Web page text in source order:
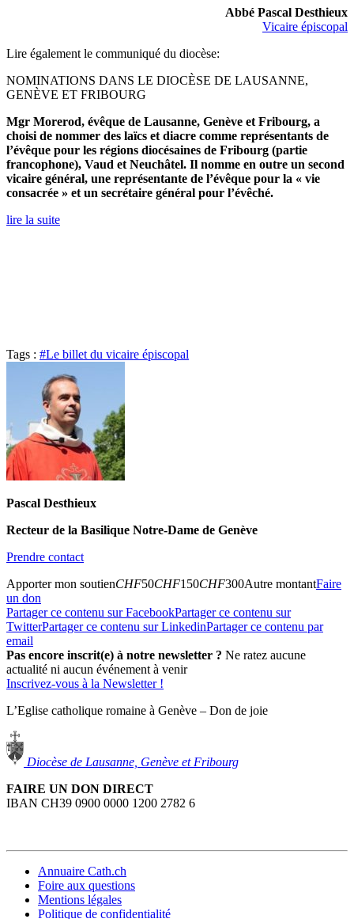
Abbé Pascal Desthieux
Vicaire épiscopal
Lire également le communiqué du diocèse:
NOMINATIONS DANS LE DIOCÈSE DE LAUSANNE,
GENÈVE ET FRIBOURG
Mgr Morerod, évêque de Lausanne, Genève et Fribourg, a
choisi de nommer des laïcs et diacre comme représentants de
l’évêque pour les régions diocésaines de Fribourg (partie
francophone), Vaud et Neuchâtel. Il nomme en outre un second
vicaire général, une représentante de l’évêque pour la « vie
consacrée » et un secrétaire général pour l’évêché.
lire la suite
Tags : #Le billet du vicaire épiscopal
Pascal Desthieux
Recteur de la Basilique Notre-Dame de Genève
Prendre contact
Apporter mon soutienCHF50CHF150CHF300Autre montantFaire
un don
Partager ce contenu sur FacebookPartager ce contenu sur
TwitterPartager ce contenu sur LinkedinPartager ce contenu par
email
Pas encore inscrit(e) à notre newsletter ? Ne ratez aucune
actualité ni aucun événement à venir
Inscrivez-vous à la Newsletter !
L’Eglise catholique romaine à Genève – Don de joie
Diocèse de Lausanne, Genève et Fribourg
FAIRE UN DON DIRECT
IBAN CH39 0900 0000 1200 2782 6
Annuaire Cath.ch
Foire aux questions
Mentions légales
Politique de confidentialité